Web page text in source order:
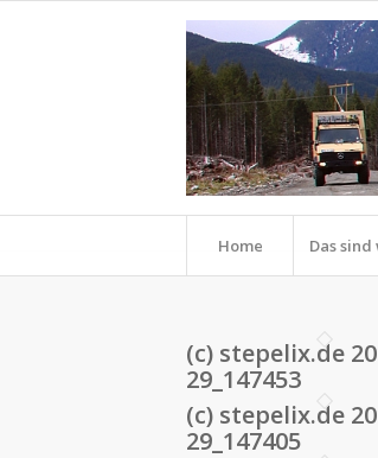
Home Das
(c) stepelix.de
29_147453
(c) stepelix.de
29_147405